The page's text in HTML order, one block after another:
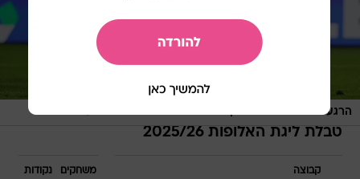
הרגע ששינה את המשחק. מסטנטואונו מוכשל ברחבה /
טבלת ליגת האלופות 2025/26
קבוצה משחקים נקודות